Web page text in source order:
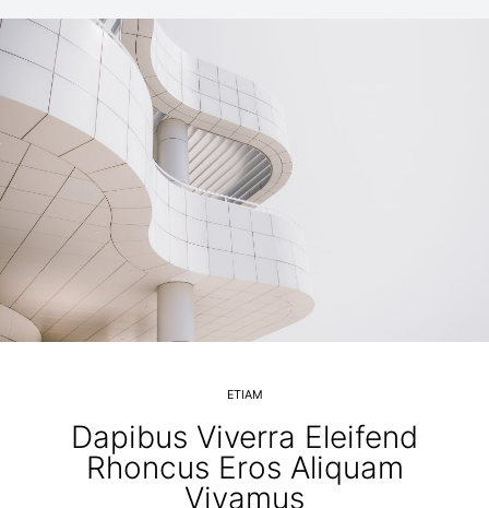
ETIAM
Dapibus Viverra Eleifend
Rhoncus Eros Aliquam
Vivamus